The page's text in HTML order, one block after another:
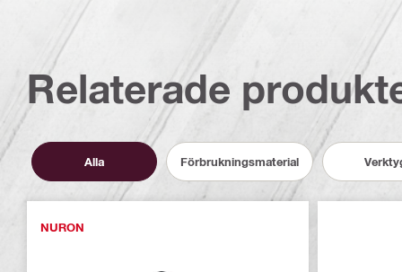
Relaterade
Alla Förbrukningsmaterial
NURON